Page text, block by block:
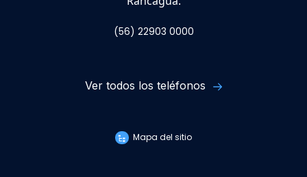
(56) 22903 0000
Ver todos los teléfonos
Mapa del sitio